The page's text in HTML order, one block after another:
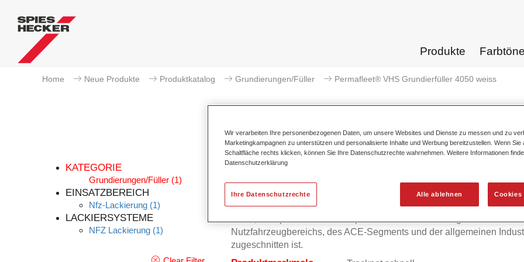
Produkte Farbtöne
Home Neue Produkte Produktkatalog Grundierungen/Füller Permafleet® VHS Grundierfüller 4050 weiss
KATEGORIE
Grundierungen/Füller (1)
EINSATZBEREICH
Nfz-Lackierung (1)
LACKIERSYSTEME
NFZ Lackierung (1)
Permafleet® VHS
Permafleet VHS Grundierfüller 4050 ist ein 2K Grundierfüller auf
Nutzfahrzeugbereichs, des ACE-Segments und der allgemeinen
zugeschnitten ist.
Wir verarbeiten Ihre personenbezogenen Daten, um unsere Websites und Dienste zu messen und zu
Marketingkampagnen zu unterstützen und personalisierte Inhalte und Werbung bereitzustellen. Wenn Sie
Schaltfläche rechts klicken, können Sie Ihre Datenschutzrechte wahrnehmen. Weitere Informationen
Datenschutzerklärung
Alle ablehnen Cookies
Ihre Datenschutzrechte